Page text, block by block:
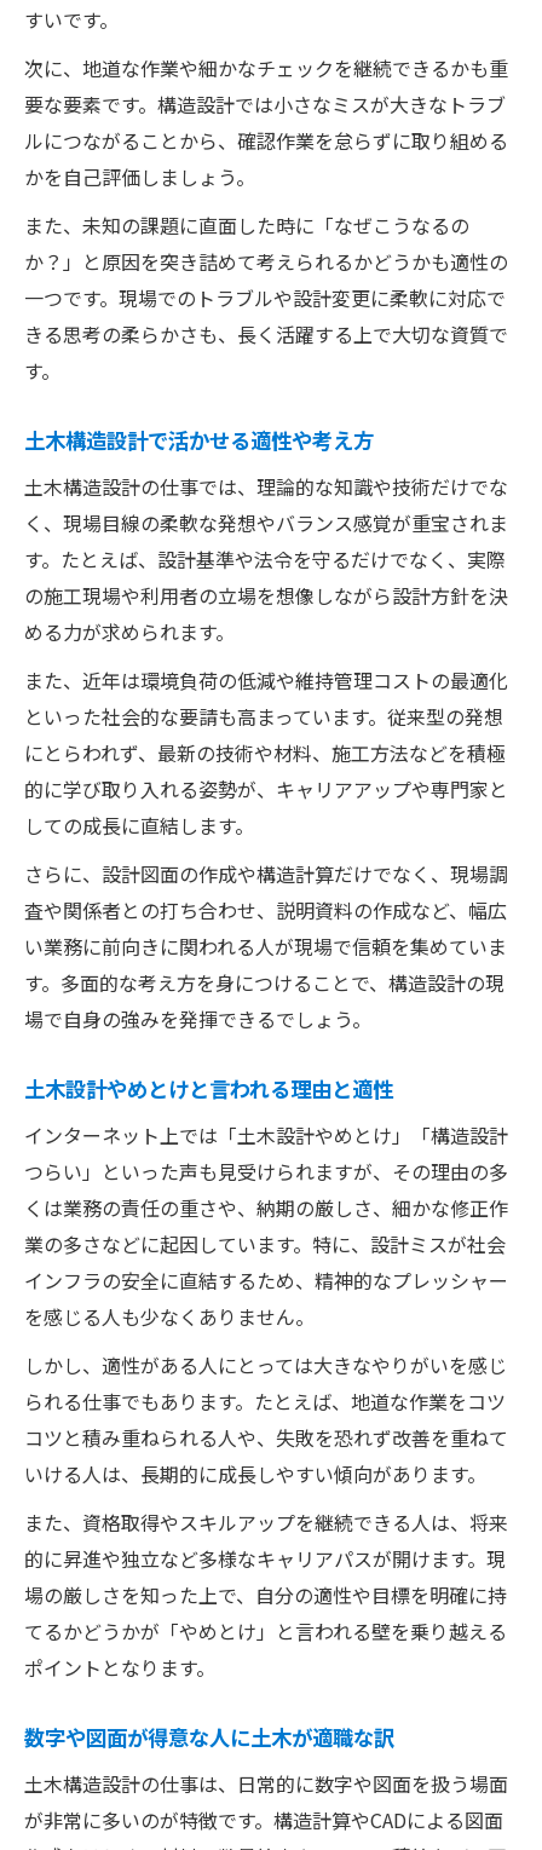
すいです。
次に、地道な作業や細かなチェックを継続できるかも重
要な要素です。構造設計では小さなミスが大きなトラブ
ルにつながることから、確認作業を怠らずに取り組める
かを自己評価しましょう。
また、未知の課題に直面した時に「なぜこうなるの
か？」と原因を突き詰めて考えられるかどうかも適性の
一つです。現場でのトラブルや設計変更に柔軟に対応で
きる思考の柔らかさも、長く活躍する上で大切な資質で
す。
土木構造設計で活かせる適性や考え方
土木構造設計の仕事では、理論的な知識や技術だけでな
く、現場目線の柔軟な発想やバランス感覚が重宝されま
す。たとえば、設計基準や法令を守るだけでなく、実際
の施工現場や利用者の立場を想像しながら設計方針を決
める力が求められます。
また、近年は環境負荷の低減や維持管理コストの最適化
といった社会的な要請も高まっています。従来型の発想
にとらわれず、最新の技術や材料、施工方法などを積極
的に学び取り入れる姿勢が、キャリアアップや専門家と
しての成長に直結します。
さらに、設計図面の作成や構造計算だけでなく、現場調
査や関係者との打ち合わせ、説明資料の作成など、幅広
い業務に前向きに関われる人が現場で信頼を集めていま
す。多面的な考え方を身につけることで、構造設計の現
場で自身の強みを発揮できるでしょう。
土木設計やめとけと言われる理由と適性
インターネット上では「土木設計やめとけ」「構造設計
つらい」といった声も見受けられますが、その理由の多
くは業務の責任の重さや、納期の厳しさ、細かな修正作
業の多さなどに起因しています。特に、設計ミスが社会
インフラの安全に直結するため、精神的なプレッシャー
を感じる人も少なくありません。
しかし、適性がある人にとっては大きなやりがいを感じ
られる仕事でもあります。たとえば、地道な作業をコツ
コツと積み重ねられる人や、失敗を恐れず改善を重ねて
いける人は、長期的に成長しやすい傾向があります。
また、資格取得やスキルアップを継続できる人は、将来
的に昇進や独立など多様なキャリアパスが開けます。現
場の厳しさを知った上で、自分の適性や目標を明確に持
てるかどうかが「やめとけ」と言われる壁を乗り越える
ポイントとなります。
数字や図面が得意な人に土木が適職な訳
土木構造設計の仕事は、日常的に数字や図面を扱う場面
が非常に多いのが特徴です。構造計算やCADによる図面